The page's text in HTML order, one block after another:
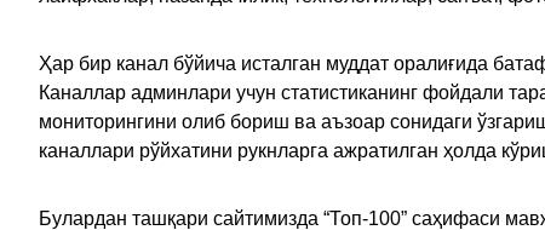
Ҳар бир канал бўйича исталган муддат оралиғида
Каналлар админлари учун статистиканинг фойдали
мониторингини олиб бориш ва аъзоар сонидаги
каналлари рўйхатини рукнларга ажратилган ҳолда
Булардан ташқари сайтимизда “Топ-100” саҳифаси